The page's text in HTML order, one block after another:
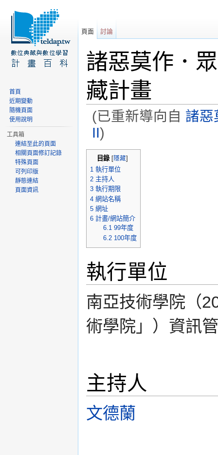
諸惡莫作．
藏計畫
(已重新導向自 諸惡
II)
目錄[隱藏]
1 執行單位
2 主持人
3 執行期限
4 網站名稱
5 網址
6 計畫/網站簡介
6.1 99年度
6.2 100年度
執行單位
南亞技術學院（
術學院」）資訊
主持人
文德蘭
頁面 討論
首頁
近期變動
隨機頁面
使用說明
工具箱
連結至此的頁面
相關頁面修訂記錄
特殊頁面
可列印版
靜態連結
頁面資訊